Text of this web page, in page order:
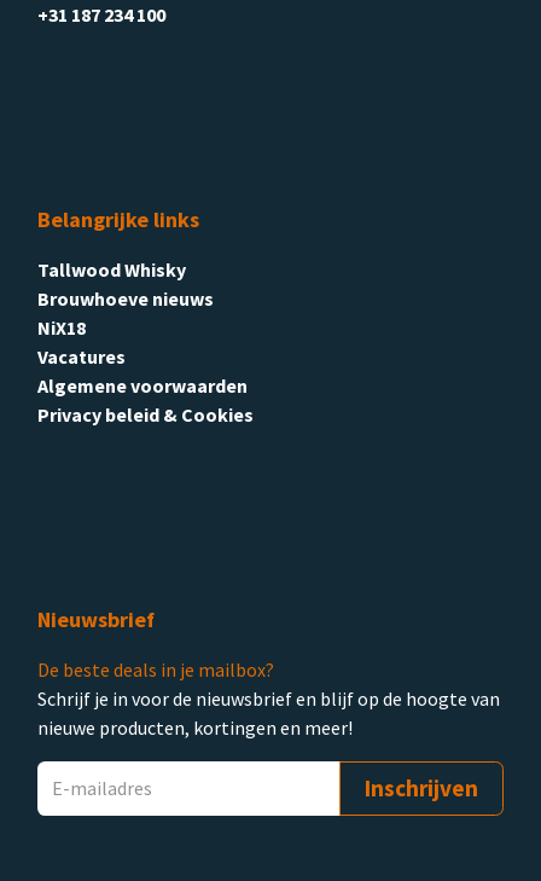
+31 187 234 100
Belangrijke links
Tallwood Whisky
Brouwhoeve nieuws
NiX18
Vacatures
Algemene voorwaarden
Privacy beleid & Cookies
Nieuwsbrief
De beste deals in je mailbox?
Schrijf je in voor de nieuwsbrief en blijf op de hoogte van
nieuwe producten, kortingen en meer!
Inschrijven